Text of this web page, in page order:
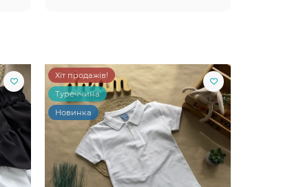
Хіт продажів!
Туреччина
Новинка